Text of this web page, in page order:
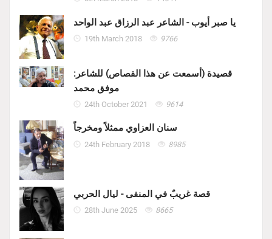
يا صبر أيوب - الشاعر عبد الرزاق عبد الواحد
19th March 2018 9766
قصيدة (أسمعت عن هذا القصاص) للشاعر:
موفق محمد
24th October 2021 9614
سنان العزاوي ممثلاً ومخرجاً
24th February 2018 8985
قصة غريبٌ في المنفى - ليال الحربي
28th June 2025 8665